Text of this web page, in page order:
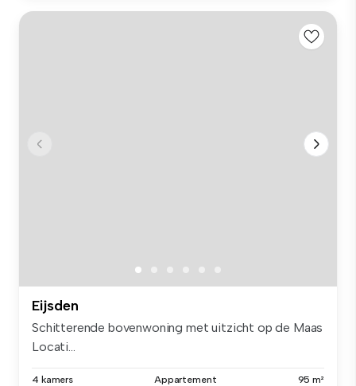
Eijsden
Schitterende bovenwoning met uitzicht op de Maas
Locati...
4 kamers Appartement 95 m²